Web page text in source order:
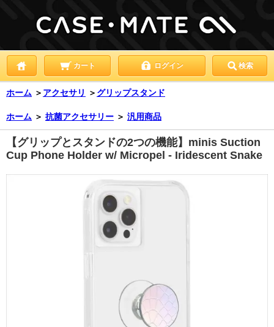
カート ログイン 検索
ホーム ＞ アクセサリ ＞ グリップスタンド
ホーム ＞ 抗菌アクセサリー ＞ 汎用商品
【グリップとスタンドの2つの機能】minis Suction
Cup Phone Holder w/ Micropel - Iridescent Snake